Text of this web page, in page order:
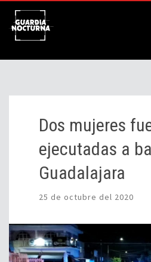
Dos mujeres
ejecutadas a
Guadalajara
25 de octubre del 2020